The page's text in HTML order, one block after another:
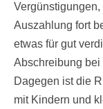
Auszahlung fort
etwas für gut
Abschreibung bei
Dagegen ist die
mit Kindern und